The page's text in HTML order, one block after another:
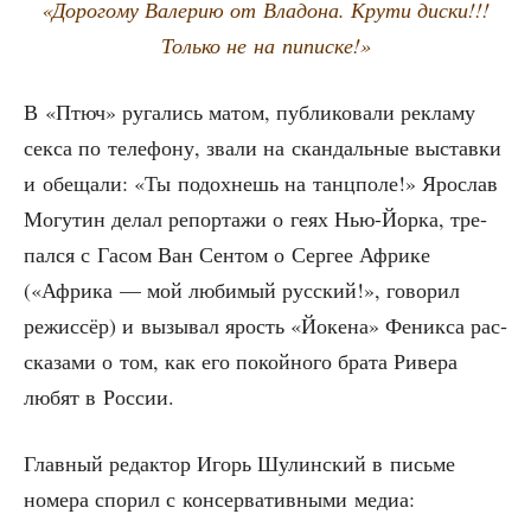
«Доро­го­му Вале­рию от Вла­до­на. Кру­ти дис­ки!!!
Толь­ко не на пиписке!»
В «Птюч» руга­лись матом, пуб­ли­ко­ва­ли рекла­му
сек­са по теле­фо­ну, зва­ли на скан­даль­ные выстав­ки
и обе­ща­ли: «Ты подох­нешь на танц­по­ле!» Яро­слав
Могу­тин делал репор­та­жи о геях Нью-Йор­ка, тре­
пал­ся с Гасом Ван Сен­том о Сер­гее Афри­ке
(«Афри­ка — мой люби­мый рус­ский!», гово­рил
режис­сёр) и вызы­вал ярость «Йоке­на» Феник­са рас­
ска­за­ми о том, как его покой­но­го бра­та Риве­ра
любят в России.
Глав­ный редак­тор Игорь Шулин­ский в пись­ме
номе­ра спо­рил с кон­сер­ва­тив­ны­ми медиа: